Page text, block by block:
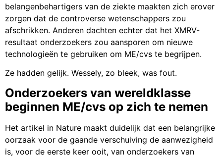
belangenbehartigers van de ziekte maakten zich erover
zorgen dat de controverse wetenschappers zou
afschrikken. Anderen dachten echter dat het XMRV-
resultaat onderzoekers zou aansporen om nieuwe
technologieën te gebruiken om ME/cvs te begrijpen.
Ze hadden gelijk. Wessely, zo bleek, was fout.
Onderzoekers van wereldklasse
beginnen ME/cvs op zich te nemen
Het artikel in Nature maakt duidelijk dat een belangrijke
oorzaak voor de gaande verschuiving de aanwezigheid
is, voor de eerste keer ooit, van onderzoekers van